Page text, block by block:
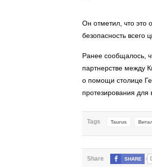
Он отметил, что это
безопасность всего
Ранее сообщалось,
партнерстве между
о помощи столице
протезирования для
Tags Taurus
Share SHARE